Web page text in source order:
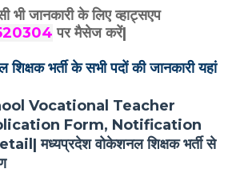
भी जानकारी के लिए व्हाट्सएप
पर मैसेज करें|
भर्ती के सभी पदों की जानकारी यहां
Vocational Teacher
Form, Notification
मध्यप्रदेश वोकेशनल शिक्षक भर्ती से